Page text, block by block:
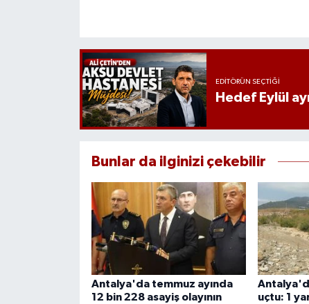
EDITÖRÜN SEÇTIĞI
Hedef Eylül
Bunlar da ilginizi çekebilir
Antalya'da temmuz ayında
12 bin 228 asayiş olayının
uçtu: 1